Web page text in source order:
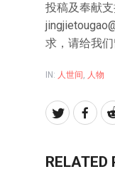
投稿及奉献
求，请给我们
IN: 人世间 , 人物
RELATED